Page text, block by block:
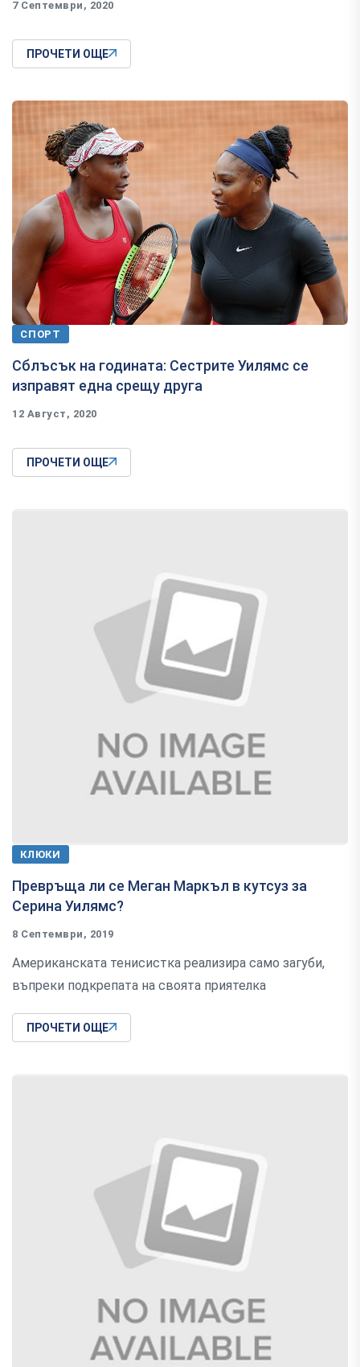
7 Септември, 2020
ПРОЧЕТИ ОЩЕ
СПОРТ
Сблъсък на годината: Сестрите Уилямс се
изправят една срещу друга
12 Август, 2020
ПРОЧЕТИ ОЩЕ
КЛЮКИ
Превръща ли се Меган Маркъл в кутсуз за
Серина Уилямс?
8 Септември, 2019
Американската тенисистка реализира само загуби,
въпреки подкрепата на своята приятелка
ПРОЧЕТИ ОЩЕ